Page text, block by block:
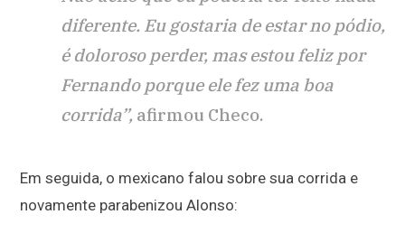
diferente. Eu gostaria de estar no pódio,
é doloroso perder, mas estou feliz por
Fernando porque ele fez uma boa
corrida”, afirmou Checo.
Em seguida, o mexicano falou sobre sua corrida e
novamente parabenizou Alonso: